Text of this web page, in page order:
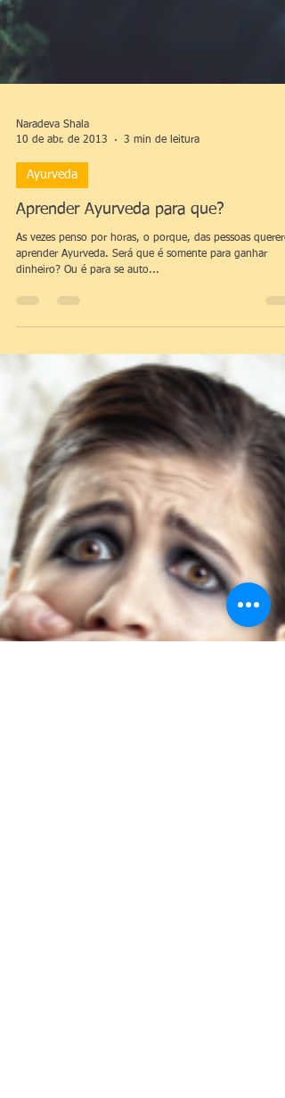
Naradeva Shala
10 de abr. de 2013
3 min de leitura
Ayurveda
Aprender Ayurveda para que?
As vezes penso por horas, o porque, das pessoas
aprender Ayurveda. Será que é somente para ganhar
dinheiro? Ou é para se auto...